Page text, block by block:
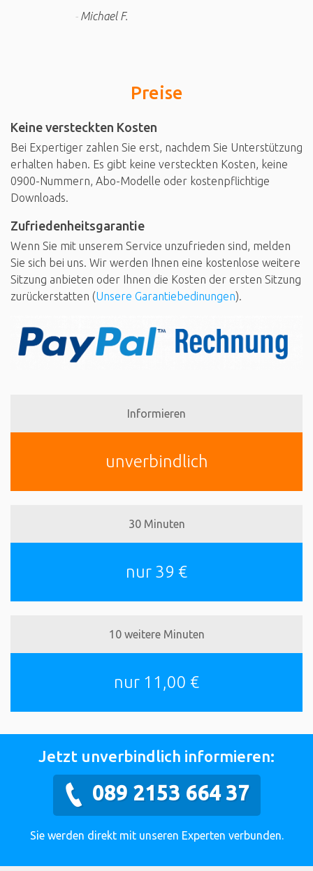
Michael F.
Preise
Keine versteckten Kosten
Bei Expertiger zahlen Sie erst, nachdem Sie Unterstützung
erhalten haben. Es gibt keine versteckten Kosten, keine
0900-Nummern, Abo-Modelle oder kostenpflichtige
Downloads.
Zufriedenheitsgarantie
Wenn Sie mit unserem Service unzufrieden sind, melden
Sie sich bei uns. Wir werden Ihnen eine kostenlose weitere
Sitzung anbieten oder Ihnen die Kosten der ersten Sitzung
zurückerstatten (Unsere Garantiebedinungen).
Informieren
unverbindlich
30 Minuten
nur 39 €
10 weitere Minuten
nur 11,00 €
Jetzt unverbindlich informieren:
089 2153 664 37
Sie werden direkt mit unseren Experten verbunden.